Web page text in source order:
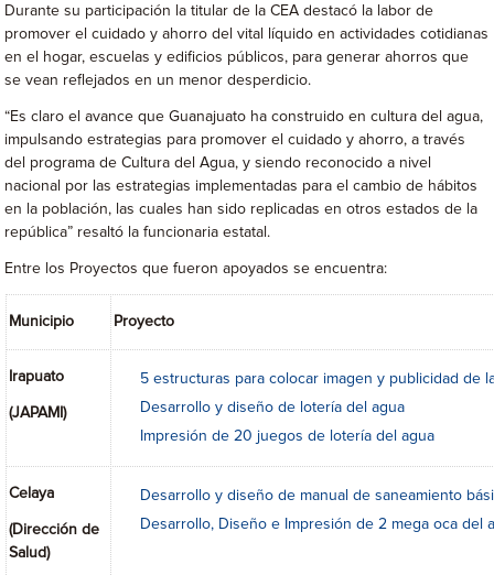
Durante su participación la titular de la CEA destacó la labor de
promover el cuidado y ahorro del vital líquido en actividades cotidianas
en el hogar, escuelas y edificios públicos, para generar ahorros que
se vean reflejados en un menor desperdicio.
“Es claro el avance que Guanajuato ha construido en cultura del agua,
impulsando estrategias para promover el cuidado y ahorro, a través
del programa de Cultura del Agua, y siendo reconocido a nivel
nacional por las estrategias implementadas para el cambio de hábitos
en la población, las cuales han sido replicadas en otros estados de la
república” resaltó la funcionaria estatal.
Entre los Proyectos que fueron apoyados se encuentra:
Municipio Proyecto
Irapuato
(JAPAMI)
5 estructuras para colocar imagen y publicidad de
Desarrollo y diseño de lotería del agua
Impresión de 20 juegos de lotería del agua
Celaya
(Dirección de
Salud)
Desarrollo y diseño de manual de saneamiento
Desarrollo, Diseño e Impresión de 2 mega oca del